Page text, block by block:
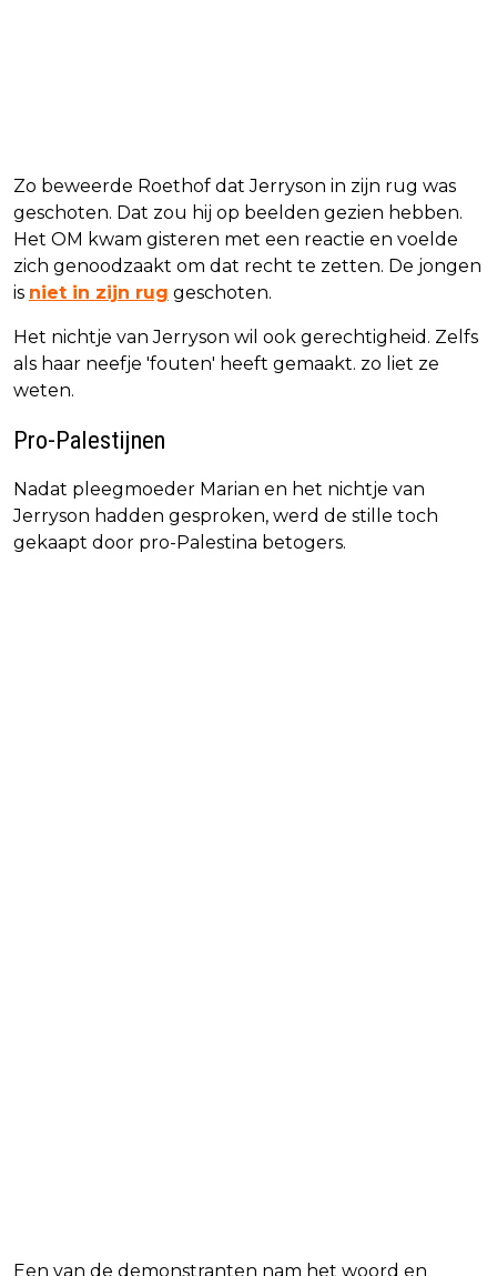
Zo beweerde Roethof dat Jerryson in zijn rug was
geschoten. Dat zou hij op beelden gezien hebben.
Het OM kwam gisteren met een reactie en voelde
zich genoodzaakt om dat recht te zetten. De jongen
is niet in zijn rug geschoten.
Het nichtje van Jerryson wil ook gerechtigheid. Zelfs
als haar neefje 'fouten' heeft gemaakt. zo liet ze
weten.
Pro-Palestijnen
Nadat pleegmoeder Marian en het nichtje van
Jerryson hadden gesproken, werd de stille toch
gekaapt door pro-Palestina betogers.
Een van de demonstranten nam het woord en